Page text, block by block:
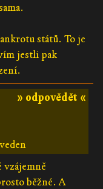
států. To je
jestli pak
» odpovědět «
vzájemně
běžné. A